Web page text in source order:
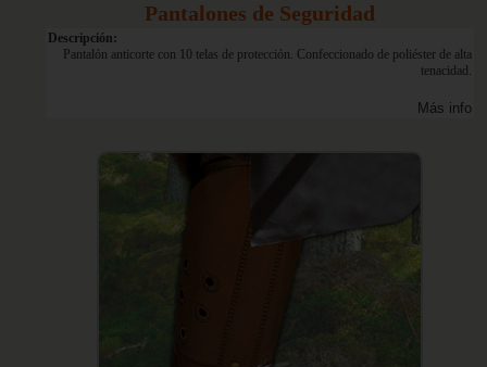
Pantalones de Seguridad
Descripción:
Pantalón anticorte con 10 telas de protección. Confeccionado de poliéster de alta
tenacidad.
Más info